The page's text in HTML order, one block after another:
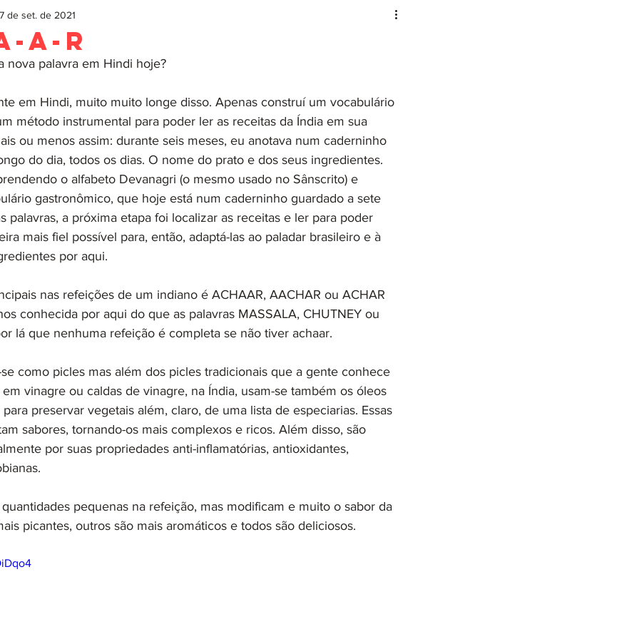
A-R
de set. de 2021
nova palavra em Hindi hoje?
em Hindi, muito muito longe disso. Apenas construí um vocabulário
método instrumental para poder ler as receitas da Índia em sua
ou menos assim: durante seis meses, eu anotava num caderninho
do dia, todos os dias. O nome do prato e dos seus ingredientes.
o alfabeto Devanagri (o mesmo usado no Sânscrito) e
gastronômico, que hoje está num caderninho guardado a sete
palavras, a próxima etapa foi localizar as receitas e ler para poder
mais fiel possível para, então, adaptá-las ao paladar brasileiro e à
por aqui.
nas refeições de um indiano é ACHAAR, AACHAR ou ACHAR
conhecida por aqui do que as palavras MASSALA, CHUTNEY ou
lá que nenhuma refeição é completa se não tiver achaar.
como picles mas além dos picles tradicionais que a gente conhece
vinagre ou caldas de vinagre, na Índia, usam-se também os óleos
preservar vegetais além, claro, de uma lista de especiarias. Essas
sabores, tornando-os mais complexos e ricos. Além disso, são
por suas propriedades anti-inflamatórias, antioxidantes,
pequenas na refeição, mas modificam e muito o sabor da
picantes, outros são mais aromáticos e todos são deliciosos.